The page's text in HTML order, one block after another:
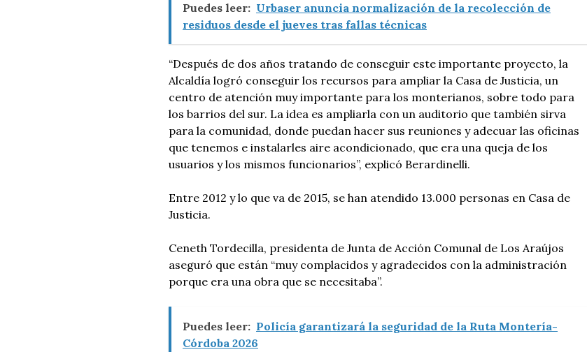
Puedes leer: Urbaser anuncia normalización de la recolección de
residuos desde el jueves tras fallas técnicas
“Después de dos años tratando de conseguir este importante proyecto, la
Alcaldía logró conseguir los recursos para ampliar la Casa de Justicia, un
centro de atención muy importante para los monterianos, sobre todo para
los barrios del sur. La idea es ampliarla con un auditorio que también sirva
para la comunidad, donde puedan hacer sus reuniones y adecuar las oficinas
que tenemos e instalarles aire acondicionado, que era una queja de los
usuarios y los mismos funcionarios”, explicó Berardinelli.
Entre 2012 y lo que va de 2015, se han atendido 13.000 personas en Casa de
Justicia.
Ceneth Tordecilla, presidenta de Junta de Acción Comunal de Los Araújos
aseguró que están “muy complacidos y agradecidos con la administración
porque era una obra que se necesitaba”.
Puedes leer: Policía garantizará la seguridad de la Ruta Montería-
Córdoba 2026